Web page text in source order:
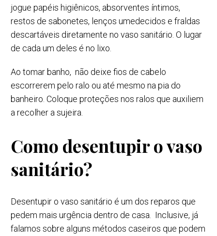
jogue papéis higiênicos, absorventes íntimos,
restos de sabonetes, lenços umedecidos e fraldas
descartáveis diretamente no vaso sanitário. O lugar
de cada um deles é no lixo.
Ao tomar banho, não deixe fios de cabelo
escorrerem pelo ralo ou até mesmo na pia do
banheiro. Coloque proteções nos ralos que auxiliem
a recolher a sujeira.
Como desentupir o vaso
sanitário?
Desentupir o vaso sanitário é um dos reparos que
pedem mais urgência dentro de casa. Inclusive, já
falamos sobre alguns métodos caseiros que podem